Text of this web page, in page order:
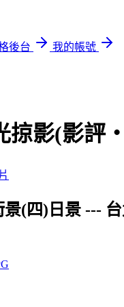
後台
我的帳號
掠影(影
景(四)日景 ---